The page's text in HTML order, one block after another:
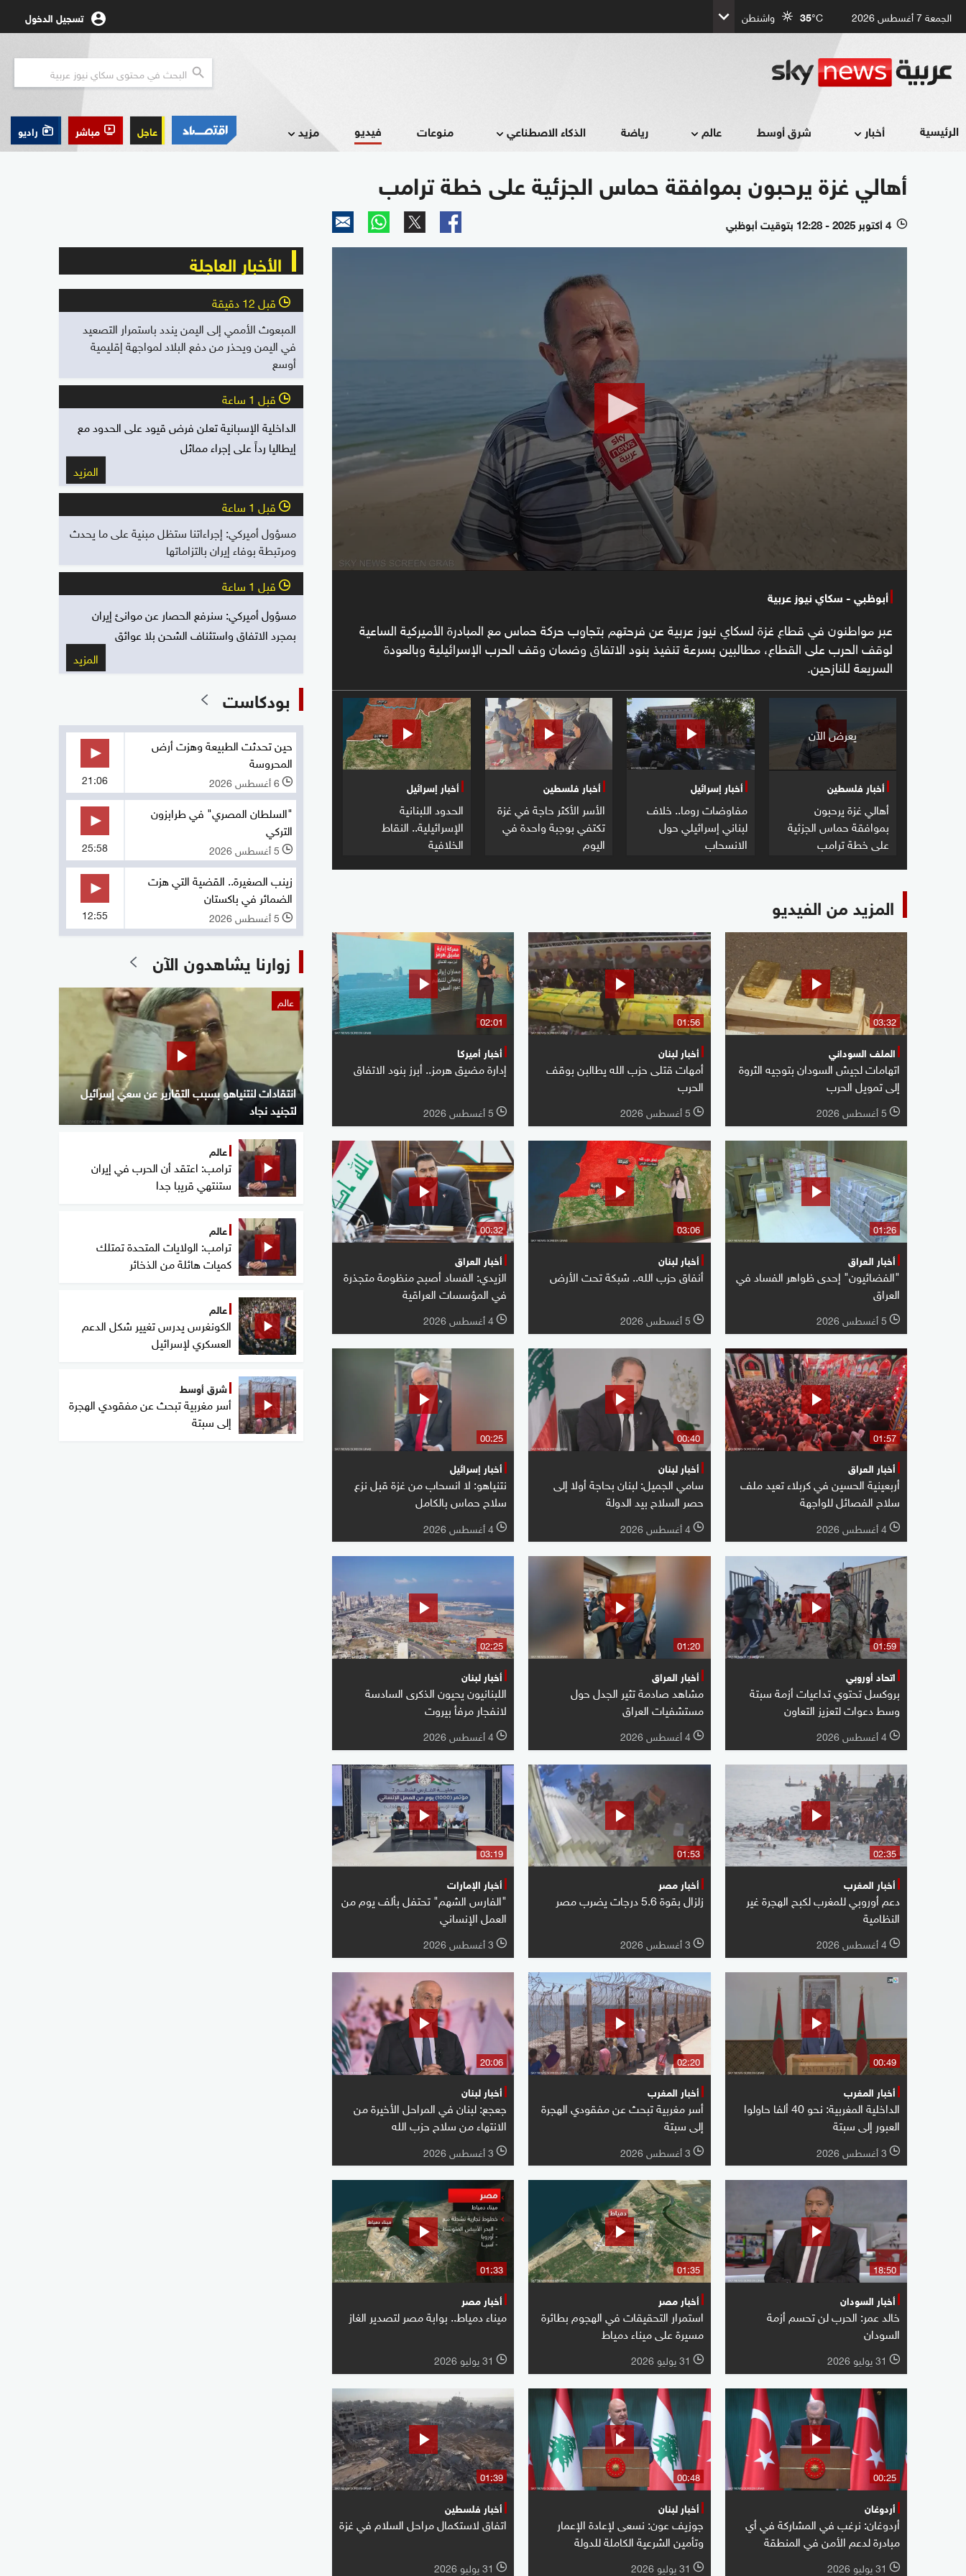
الجمعة 7 أغسطس 2026 35°C واشنطن تسجيل الدخول
الرئيسية أخبار شرق أوسط عالم رياضة الذكاء الاصطناعي منوعات فيديو مزيد عاجل مباشر راديو
أهالي غزة يرحبون بموافقة حماس الجزئية على خطة ترامب
l 4 أكتوبر 2025 - 12:28 بتوقيت أبوظبي
أبوظبي - سكاي نيوز عربية
عبر مواطنون في قطاع غزة لسكاي نيوز عربية عن فرحتهم بتجاوب حركة حماس مع المبادرة الأميركية الساعية
لوقف الحرب على القطاع، مطالبين بسرعة تنفيذ بنود الاتفاق وضمان وقف الحرب الإسرائيلية وبالعودة
السريعة للنازحين.
يعرض الآن
أخبار فلسطين
أهالي غزة يرحبون
بموافقة حماس الجزئية
على خطة ترامب
أخبار إسرائيل
مفاوضات روما.. خلاف
لبناني إسرائيلي حول
الانسحاب
أخبار فلسطين
الأسر الأكثر حاجة في غزة
تكتفي بوجبة واحدة في
اليوم
أخبار إسرائيل
الحدود اللبنانية
الإسرائيلية.. النقاط
الخلافية
المزيد من الفيديو
03:32
الملف السوداني
اتهامات لجيش السودان بتوجيه الثروة
إلى تمويل الحرب
l 5 أغسطس 2026
01:56
أخبار لبنان
أمهات قتلى حزب الله يطالبن بوقف
الحرب
l 5 أغسطس 2026
02:01
أخبار أميركا
إدارة مضيق هرمز.. أبرز بنود الاتفاق
l 5 أغسطس 2026
01:26
أخبار العراق
"الفضائيون" إحدى ظواهر الفساد في
العراق
l 5 أغسطس 2026
03:06
أخبار لبنان
أنفاق حزب الله.. شبكة تحت الأرض
l 5 أغسطس 2026
00:32
أخبار العراق
الزيدي: الفساد أصبح منظومة متجذرة
في المؤسسات العراقية
l 4 أغسطس 2026
01:57
أخبار العراق
أربعينية الحسين في كربلاء تعيد ملف
سلاح الفصائل للواجهة
l 4 أغسطس 2026
00:40
أخبار لبنان
سامي الجميل: لبنان بحاجة أولا إلى
حصر السلاح بيد الدولة
l 4 أغسطس 2026
00:25
أخبار إسرائيل
نتنياهو: لا انسحاب من غزة قبل نزع
سلاح حماس بالكامل
l 4 أغسطس 2026
01:59
اتحاد أوروبي
بروكسل تحتوي تداعيات أزمة سبتة
وسط دعوات لتعزيز التعاون
l 4 أغسطس 2026
01:20
أخبار العراق
مشاهد صادمة تثير الجدل حول
مستشفيات العراق
l 4 أغسطس 2026
02:25
أخبار لبنان
اللبنانيون يحيون الذكرى السادسة
لانفجار مرفأ بيروت
l 4 أغسطس 2026
02:35
أخبار المغرب
دعم أوروبي للمغرب لكبح الهجرة غير
النظامية
l 4 أغسطس 2026
01:53
أخبار مصر
زلزال بقوة 5.6 درجات يضرب مصر
l 3 أغسطس 2026
03:19
أخبار الإمارات
"الفارس الشهم" تحتفل بألف يوم من
العمل الإنساني
l 3 أغسطس 2026
00:49
أخبار المغرب
الداخلية المغربية: نحو 40 ألفا حاولوا
العبور إلى سبتة
l 3 أغسطس 2026
02:20
أخبار المغرب
أسر مغربية تبحث عن مفقودي الهجرة
إلى سبتة
l 3 أغسطس 2026
20:06
أخبار لبنان
جعجع: لبنان في المراحل الأخيرة من
الانتهاء من سلاح حزب الله
l 3 أغسطس 2026
18:50
أخبار السودان
خالد عمر: الحرب لن تحسم أزمة
السودان
l 31 يوليو 2026
01:35
أخبار مصر
استمرار التحقيقات في الهجوم بطائرة
مسيرة على ميناء دمياط
l 31 يوليو 2026
01:33
أخبار مصر
ميناء دمياط.. بوابة مصر لتصدير الغاز
l 31 يوليو 2026
00:25
أردوغان
أردوغان: نرغب في المشاركة في أي
مبادرة لدعم الأمن في المنطقة
l 31 يوليو 2026
00:48
أخبار لبنان
جوزيف عون: نسعى لإعادة الإعمار
وتأمين الشرعية الكاملة للدولة
l 31 يوليو 2026
01:39
أخبار فلسطين
اتفاق لاستكمال مراحل السلام في غزة
l 31 يوليو 2026
الأخبار العاجلة
l قبل 12 دقيقة
المبعوث الأممي إلى اليمن يندد باستمرار التصعيد
في اليمن ويحذر من دفع البلاد لمواجهة إقليمية
أوسع
l قبل 1 ساعة
الداخلية الإسبانية تعلن فرض قيود على الحدود مع
إيطاليا رداً على إجراء مماثل
المزيد
l قبل 1 ساعة
مسؤول أميركي: إجراءاتنا ستظل مبنية على ما يحدث
ومرتبطة بوفاء إيران بالتزاماتها
l قبل 1 ساعة
مسؤول أميركي: سنرفع الحصار عن موانئ إيران
بمجرد الاتفاق واستئناف الشحن بلا عوائق
المزيد
بودكاست
حين تحدثت الطبيعة وهزت أرض
المحروسة
l 6 أغسطس 2026 21:06
"السلطان المصري" في طرابزون
التركي
l 5 أغسطس 2026 25:58
زينب الصغيرة.. القضية التي هزت
الضمائر في باكستان
l 5 أغسطس 2026 12:55
زوارنا يشاهدون الآن
عالم
انتقادات لنتنياهو بسبب التقارير عن سعي إسرائيل
لتجنيد نجاد
عالم
ترامب: اعتقد أن الحرب في إيران
ستنتهي قريبا جدا
عالم
ترامب: الولايات المتحدة تمتلك
كميات هائلة من الذخائر
عالم
الكونغرس يدرس تغيير شكل الدعم
العسكري لإسرائيل
شرق أوسط
أسر مغربية تبحث عن مفقودي الهجرة
إلى سبتة